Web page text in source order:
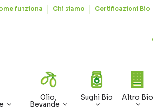
funziona Chi siamo Certificazioni Bio
Olio,
Bevande
Sughi Bio Altro Bio